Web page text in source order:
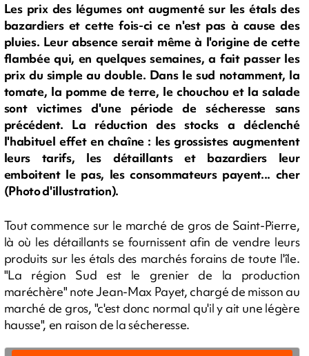
Les prix des légumes ont augmenté sur les étals des
bazardiers et cette fois-ci ce n'est pas à cause des
pluies. Leur absence serait même à l'origine de cette
flambée qui, en quelques semaines, a fait passer les
prix du simple au double. Dans le sud notamment, la
tomate, la pomme de terre, le chouchou et la salade
sont victimes d'une période de sécheresse sans
précédent. La réduction des stocks a déclenché
l'habituel effet en chaîne : les grossistes augmentent
leurs tarifs, les détaillants et bazardiers leur
emboitent le pas, les consommateurs payent... cher
(Photo d'illustration).
Tout commence sur le marché de gros de Saint-Pierre,
là où les détaillants se fournissent afin de vendre leurs
produits sur les étals des marchés forains de toute l'île.
"La région Sud est le grenier de la production
maréchère" note Jean-Max Payet, chargé de misson au
marché de gros, "c'est donc normal qu'il y ait une légère
hausse", en raison de la sécheresse.